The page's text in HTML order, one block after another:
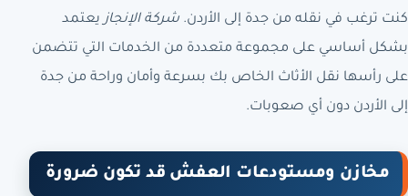
كنت ترغب في نقله من جدة إلى الأردن. شركة الإنجاز يعتمد
بشكل أساسي على مجموعة متعددة من الخدمات التي تتضمن
على رأسها نقل الأثاث الخاص بك بسرعة وأمان وراحة من جدة
إلى الأردن دون أي صعوبات.
مخازن ومستودعات العفش قد تكون ضرورة